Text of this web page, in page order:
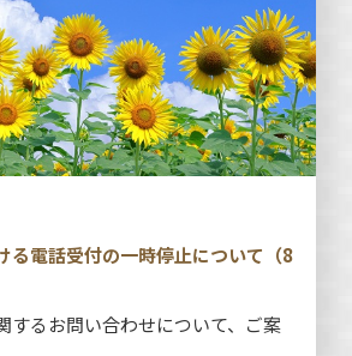
る電話受付の一時停止について（8
するお問い合わせについて、ご案